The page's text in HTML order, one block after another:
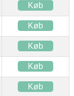
Køb
Køb
Køb
Køb
Køb